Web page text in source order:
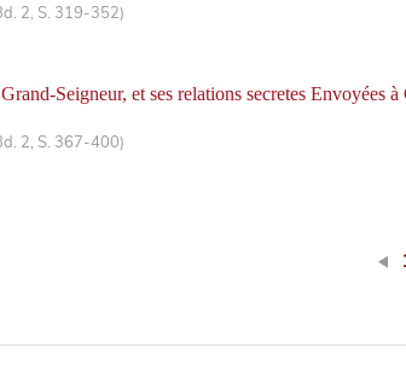
2, S. 319-352)
Seigneur, et ses relations secretes Envoyées
2, S. 367-400)